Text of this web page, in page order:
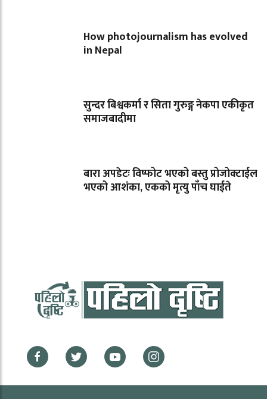
How photojournalism has evolved
in Nepal
सुन्दर बिश्वकर्मा र सिता गुरुङ्ग नेकपा एकीकृत
समाजबादीमा
बारा अपडेटः विष्फोट भएको बस्तु प्रोजोक्टाईल
भएको आशंका, एकको मृत्यु पाँच घाईते